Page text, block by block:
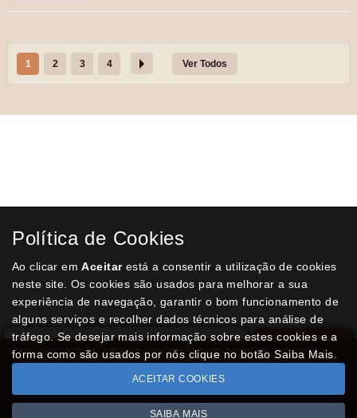
1 2 3 4 Ver Todos
todas as oportunidades que temos para
lhe oferecer!
SUBSCREVER
Livro de reclamações Termos e condições legais
Todos os valores incluem IVA à taxa em vigor
Copyright © LIVRARIA-VARADERO.com 2026
Política de Cookies
Ao clicar emAceitarestá a consentir a utilização de cookies
neste site. Os cookies são usados para melhorar a sua
experiência de navegação, garantir o bom funcionamento de
alguns serviços e recolher dados técnicos para análise de
tráfego. Se desejar mais informação sobre estes cookies e a
forma como são usados por nós clique no botão Saiba Mais.
ACEITAR COOKIES
SAIBA MAIS